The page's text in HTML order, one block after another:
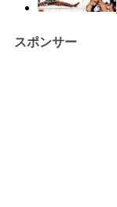
スポンサー